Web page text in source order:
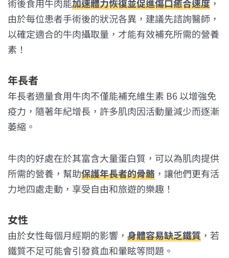
術後食用牛肉能加速體力恢復並促進傷口癒合速度 ，
由於每位患者手術後的狀況各異，建議先諮詢醫師，
以確定適合的牛肉攝取量，才能有效補充所需的營養
素！
年長者
年長者適量食用牛肉不僅能補充維生素 B6 以增強免
疫力，隨著年紀增長，許多肌肉因活動量減少而逐漸
萎縮。
牛肉的好處在於其富含大量蛋白質，可以為肌肉提供
所需的營養，幫助保護年長者的骨骼 ，讓他們更有活
力地四處走動，享受自由和旅遊的樂趣！
女性
由於女性每個月經期的影響， 身體容易缺乏鐵質 ，若
鐵質不足可能會引發貧血和暈眩等問題。